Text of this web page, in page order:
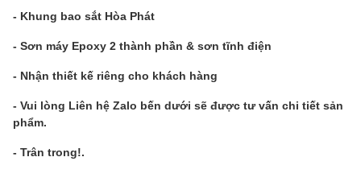
- Khung bao sắt Hòa Phát
- Sơn máy Epoxy 2 thành phần & sơn tĩnh điện
- Nhận thiết kế riêng cho khách hàng
- Vui lòng Liên hệ Zalo bến dưới sẽ được tư vấn chi tiết sản
phẩm.
- Trân trong!.